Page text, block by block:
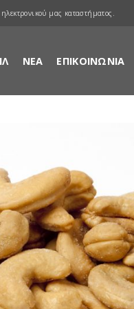
μας καταστήματος.
ΝΕΑ ΕΠΙΚΟΙΝΩΝΙΑ
Προσθήκη
στη Λίστα
Αγαπημένων